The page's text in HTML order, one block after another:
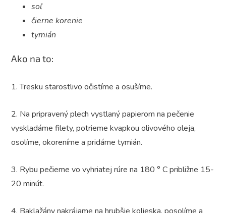
soľ
čierne korenie
tymián
Ako na to:
1. Tresku starostlivo očistíme a osušíme.
2. Na pripravený plech vystlaný papierom na pečenie
vyskladáme filety, potrieme kvapkou olivového oleja,
osolíme, okoreníme a pridáme tymián.
3. Rybu pečieme vo vyhriatej rúre na 180 ° C približne 15-
20 minút.